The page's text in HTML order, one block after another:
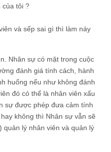
của tôi ?
và sếp sai gì thì làm náy
Nhân sự có mặt trong cuộc
đánh giá tính cách, hành
huống nếu như không đánh
đó có thể là nhân viên xấu
sự được phép đưa cảm tính
không thì Nhân sự vẫn sẽ
quản lý nhân viên và quản lý